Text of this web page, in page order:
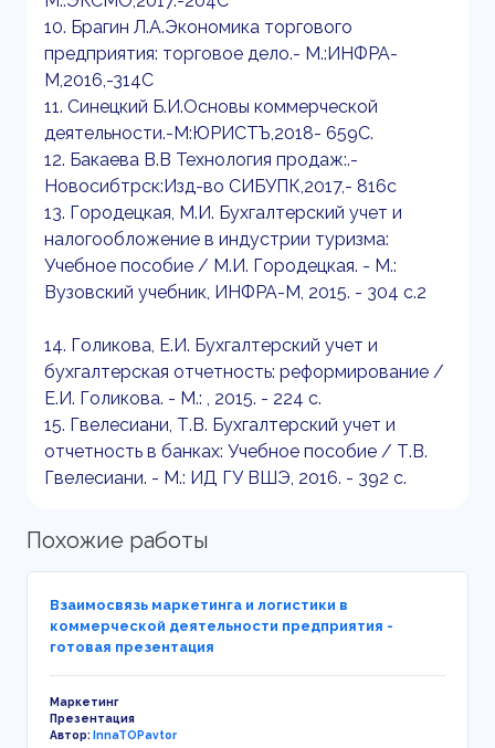
10. Брагин Л.А.Экономика торгового
предприятия: торговое дело.- М.:ИНФРА-
М,2016,-314С
11. Синецкий Б.И.Основы коммерческой
деятельности.-М:ЮРИСТЪ,2018- 659С.
12. Бакаева В.В Технология продаж:.-
Новосибтрск:Изд-во СИБУПК,2017,- 816с
13. Городецкая, М.И. Бухгалтерский учет и
налогообложение в индустрии туризма:
Учебное пособие / М.И. Городецкая. - М.:
Вузовский учебник, ИНФРА-М, 2015. - 304 c.2
14. Голикова, Е.И. Бухгалтерский учет и
бухгалтерская отчетность: реформирование /
Е.И. Голикова. - М.: , 2015. - 224 c.
15. Гвелесиани, Т.В. Бухгалтерский учет и
отчетность в банках: Учебное пособие / Т.В.
Гвелесиани. - М.: ИД ГУ ВШЭ, 2016. - 392 c.
Похожие работы
Взаимосвязь маркетинга и логистики в
коммерческой деятельности предприятия -
готовая презентация
Маркетинг
Презентация
Автор:InnaTOPavtor